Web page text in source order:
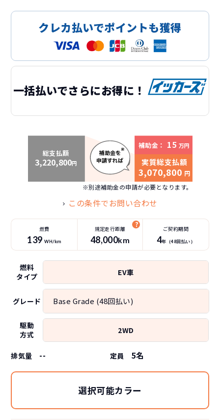
クレカ払いでポイントも獲得
一括払いでさらにお得に！
総支払額
3,220,800円
補助金： 15 万円
実質総支払額
3,070,800 円
※別途補助金の申請が必要となります。
この条件でお問い合わせ
燃費
139 WH/km
規定走行距離
48,000km
ご契約期間
4年（48回払い）
燃料
タイプ
EV車
グレード Base Grade (48回払い)
駆動
方式
2WD
排気量 -- 定員 5名
選択可能カラー